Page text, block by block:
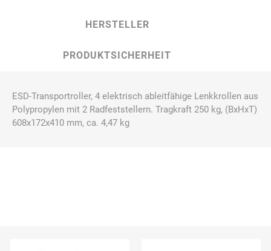
HERSTELLER
PRODUKTSICHERHEIT
ESD-Transportroller, 4 elektrisch ableitfähige Lenkkrollen aus
Polypropylen mit 2 Radfeststellern. Tragkraft 250 kg, (BxHxT)
608x172x410 mm, ca. 4,47 kg